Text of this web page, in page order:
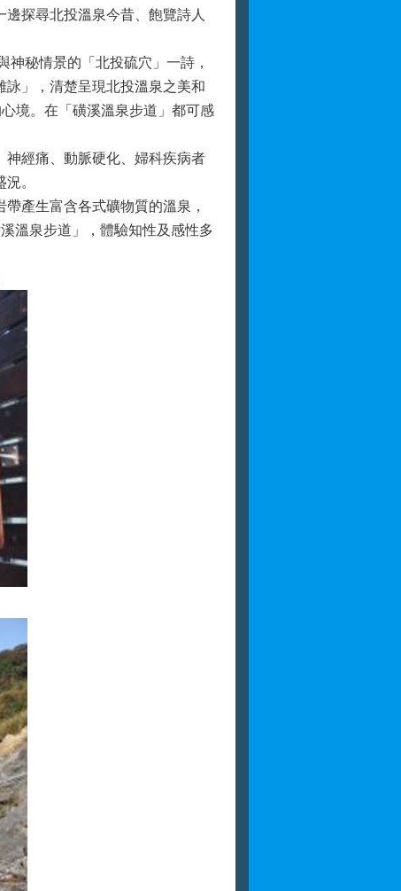
探尋北投溫泉今昔、飽覽詩人
秘情景的「北投硫穴」一詩，
」，清楚呈現北投溫泉之美和
境。在「磺溪溫泉步道」都可感
經痛、動脈硬化、婦科疾病者
。
產生富含各式礦物質的溫泉，
溫泉步道」，體驗知性及感性多